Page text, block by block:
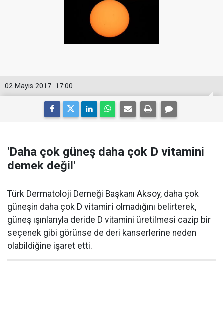
17:00
02 Mayıs 2017
'Daha çok güneş daha çok D vitamini
demek değil'
Türk Dermatoloji Derneği Başkanı Aksoy, daha çok
güneşin daha çok D vitamini olmadığını belirterek,
güneş ışınlarıyla deride D vitamini üretilmesi cazip bir
seçenek gibi görünse de deri kanserlerine neden
olabildiğine işaret etti.